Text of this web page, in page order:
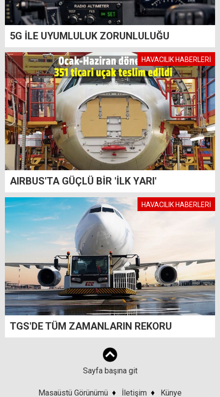
5G İLE UYUMLULUK ZORUNLULUĞU
HAVACILIK HABERLERİ
AIRBUS'TA GÜÇLÜ BİR 'İLK YARI'
HAVACILIK HABERLERİ
TGS'DE TÜM ZAMANLARIN REKORU
Sayfa başına git
Masaüstü Görünümü ♦ İletişim ♦ Künye